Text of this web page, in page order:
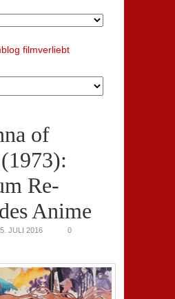
of
Re-
Anime
5. JULI 2016
0